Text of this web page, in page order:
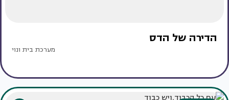
הדירה של הדס
מערכת בית ונוי